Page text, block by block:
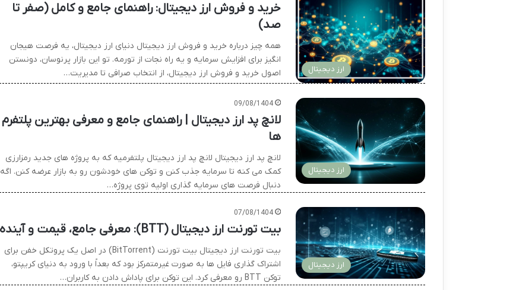
ارز دیجیتال
خرید و فروش ارز دیجیتال: راهنمای جامع و کامل (صفر تا
صد)
همه چیز درباره خرید و فروش ارز دیجیتال دنیای ارز دیجیتال، یه فرصت هیجان
انگیز برای افزایش سرمایه و یه راه نجات از تورمه. تو این بازار پرنوسان، دونستن
اصول خرید و فروش ارز دیجیتال، از انتخاب صرافی تا مدیریت…
ارز دیجیتال
09/08/1404
لانچ پد ارز دیجیتال | راهنمای جامع و معرفی بهترین پلتفرم
ها
لانچ پد ارز دیجیتال لانچ پد ارز دیجیتال پلتفرمیه که به پروژه های جدید رمزارزی
کمک می کنه تا سرمایه جذب کنن و توکن های خودشون رو به بازار عرضه کنن. اگه
دنبال فرصت های سرمایه گذاری اولیه توی پروژه…
ارز دیجیتال
07/08/1404
بیت تورنت ارز دیجیتال (BTT): معرفی جامع، قیمت و آینده
بیت تورنت ارز دیجیتال بیت تورنت (BitTorrent) در اصل یک پروتکل خفن برای
اشتراک گذاری فایل ها به صورت غیرمتمرکز بود که بعداً با ورود به دنیای کریپتو،
توکن BTT رو معرفی کرد. این توکن برای پاداش دادن به کاربران…